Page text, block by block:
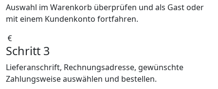
Auswahl im Warenkorb überprüfen und als Gast oder
mit einem Kundenkonto fortfahren.
Schritt 3
Lieferanschrift, Rechnungsadresse, gewünschte
Zahlungsweise auswählen und bestellen.